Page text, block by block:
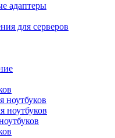
адаптеры
для серверов
ноутбуков
ноутбуков